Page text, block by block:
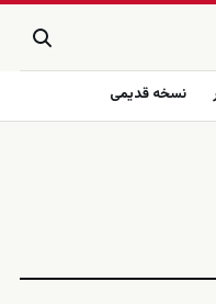
نسخه قدیمی